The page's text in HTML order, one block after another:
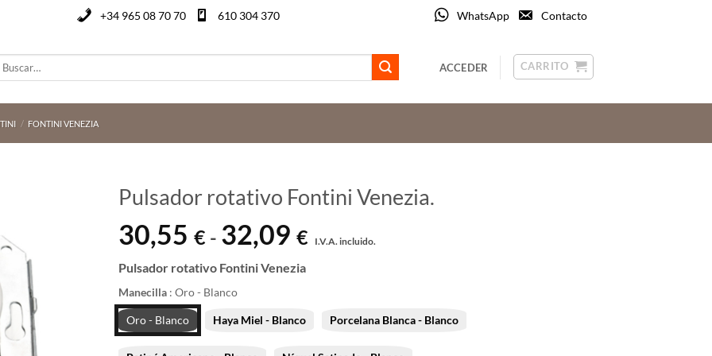
+34 965 08 70 70 610 304 370 WhatsApp Contacto
ACCEDER CARRITO
/ FONTINI VENEZIA
Pulsador rotativo Fontini Venezia.
30,55 € - 32,09 €
de
hasta
I.V.A. incluido.
Pulsador rotativo Fontini Venezia
Manecilla : Oro - Blanco
Oro - Blanco Haya Miel - Blanco Porcelana Blanca - Blanco